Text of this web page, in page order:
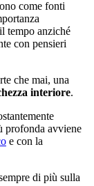
come fonti
tempo anziché
con pensieri
che mai, una
interiore.
profonda avviene
e con la
di più sulla